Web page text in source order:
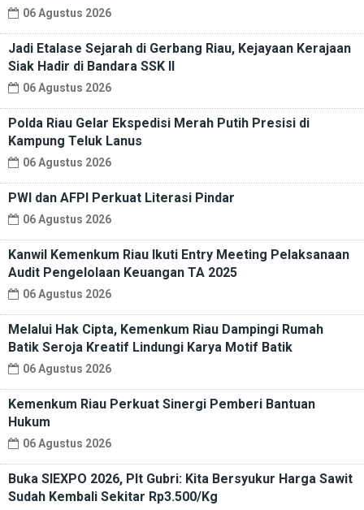
06 Agustus 2026
Jadi Etalase Sejarah di Gerbang Riau, Kejayaan Kerajaan
Siak Hadir di Bandara SSK II
06 Agustus 2026
Polda Riau Gelar Ekspedisi Merah Putih Presisi di
Kampung Teluk Lanus
06 Agustus 2026
PWI dan AFPI Perkuat Literasi Pindar
06 Agustus 2026
Kanwil Kemenkum Riau Ikuti Entry Meeting Pelaksanaan
Audit Pengelolaan Keuangan TA 2025
06 Agustus 2026
Melalui Hak Cipta, Kemenkum Riau Dampingi Rumah
Batik Seroja Kreatif Lindungi Karya Motif Batik
06 Agustus 2026
Kemenkum Riau Perkuat Sinergi Pemberi Bantuan
Hukum
06 Agustus 2026
Buka SIEXPO 2026, Plt Gubri: Kita Bersyukur Harga Sawit
Sudah Kembali Sekitar Rp3.500/Kg